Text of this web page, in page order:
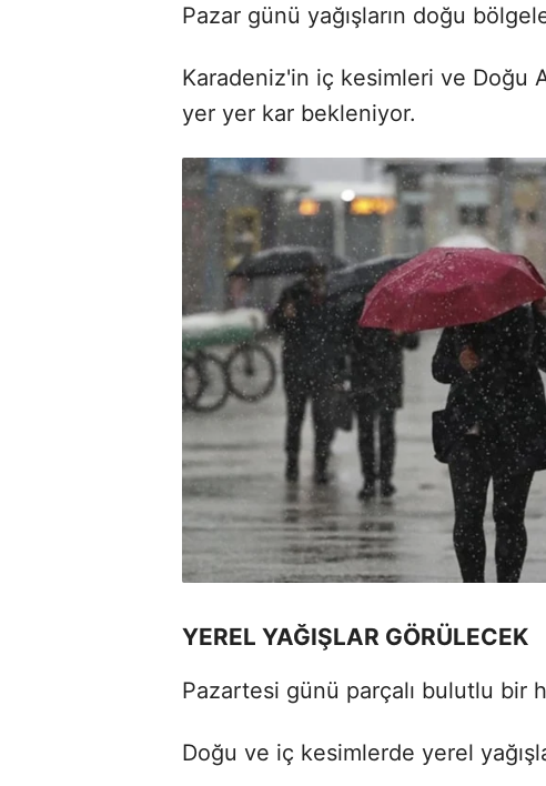
Pazar günü yağışların doğu
Karadeniz'in iç kesimleri ve Doğu
yer yer kar bekleniyor.
YEREL YAĞIŞLAR GÖRÜLECEK
Pazartesi günü parçalı bulutlu bir
Doğu ve iç kesimlerde yerel